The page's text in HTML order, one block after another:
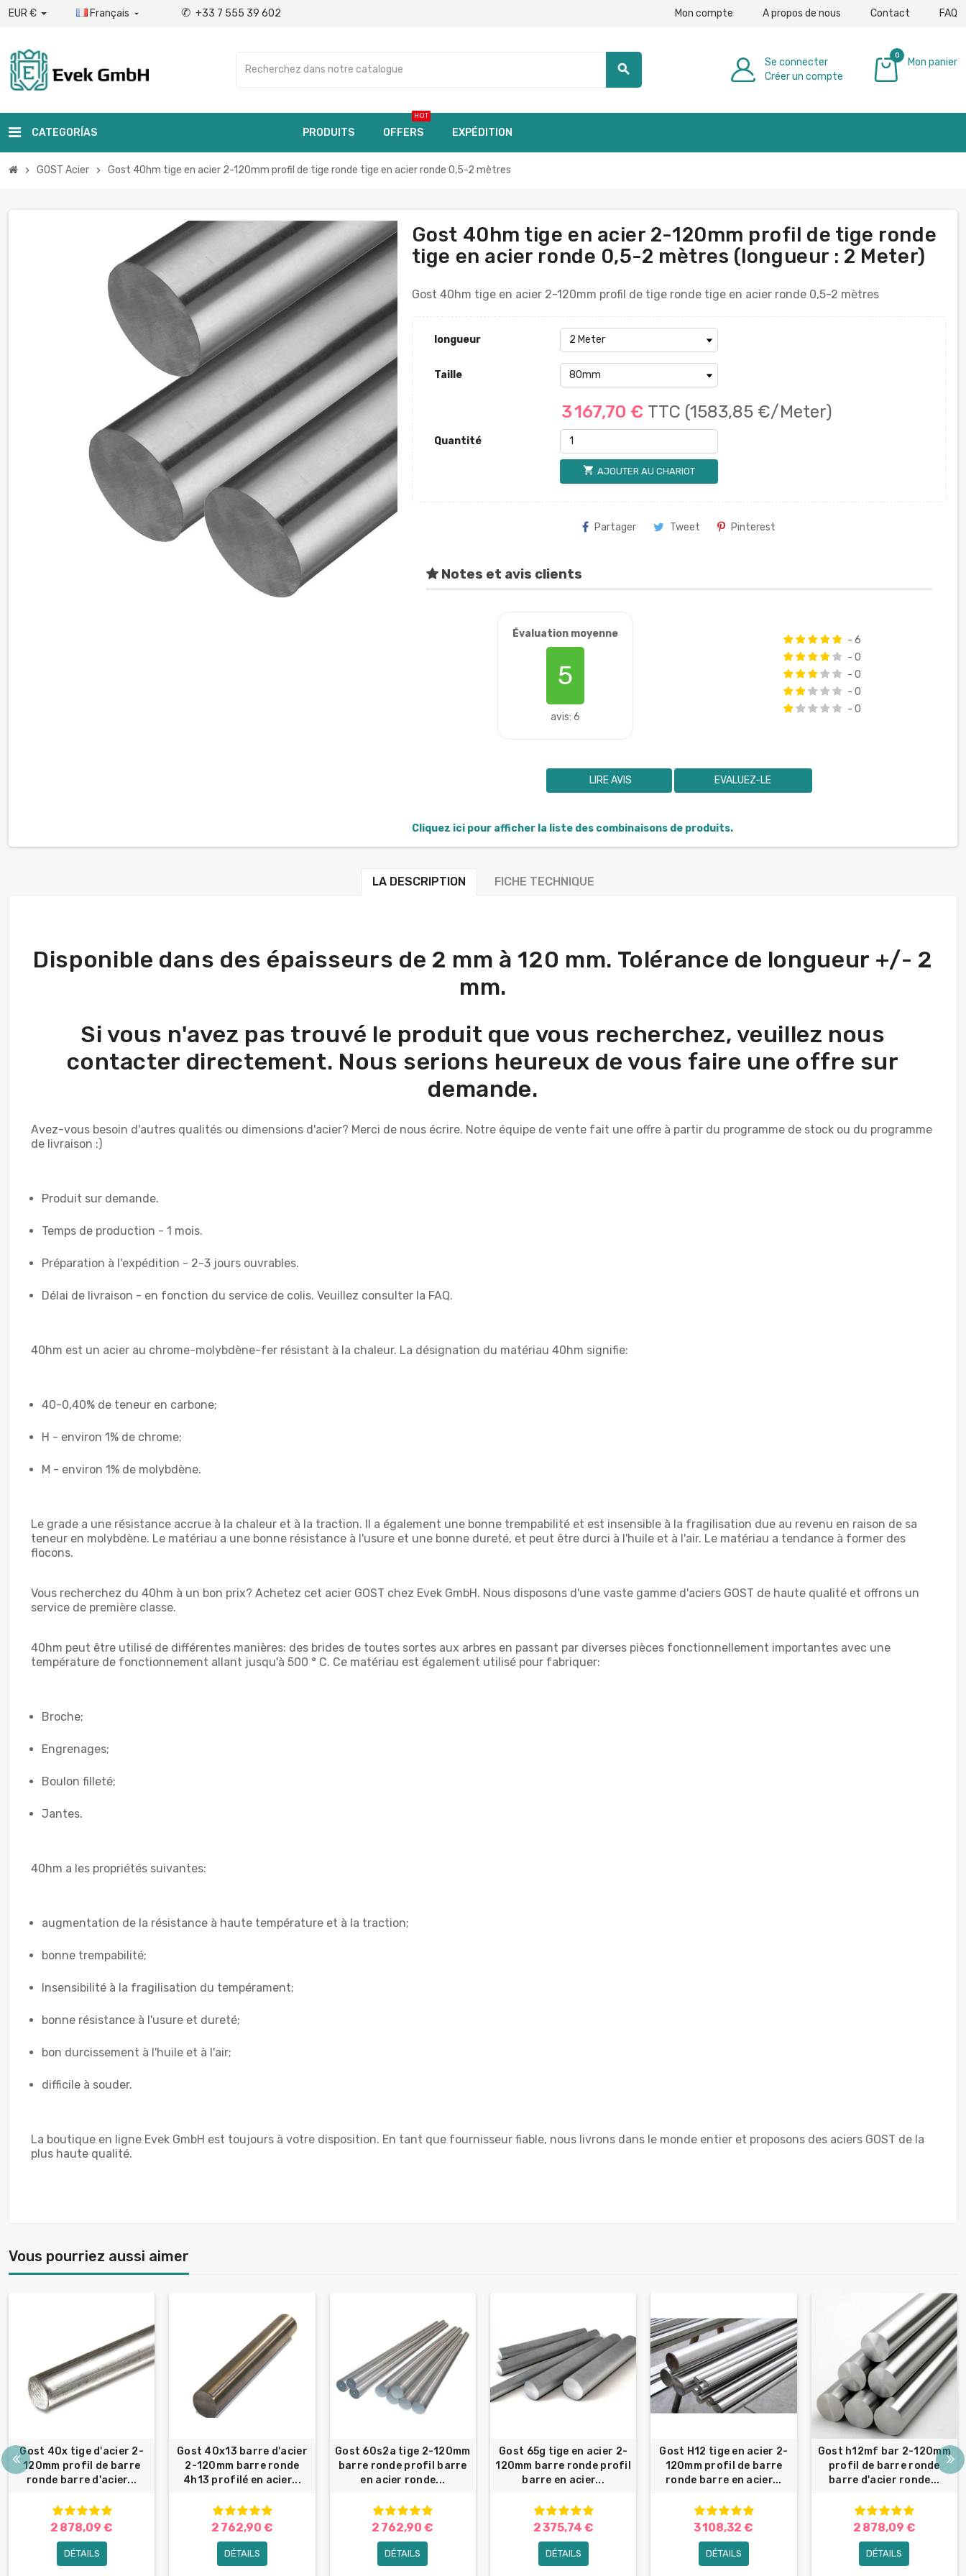
EUR € Français  ✆ +33 7 555 39 602 Mon compte A propos de nous Contact FAQ
search
Se connecter
Créer un compte
0
Mon panier
CATEGORÍAS PRODUITS OFFERS
HOT
EXPÉDITION
chevron_right GOST Acier chevron_right Gost 40hm tige en acier 2-120mm profil de tige ronde tige en acier ronde 0,5-2 mètres
Gost 40hm tige en acier 2-120mm profil de tige ronde
tige en acier ronde 0,5-2 mètres (longueur : 2 Meter)
Gost 40hm tige en acier 2-120mm profil de tige ronde tige en acier ronde 0,5-2 mètres
longueur
Taille
3 167,70 € TTC (1583,85 €/Meter)
Quantité
shopping_cart AJOUTER AU CHARIOT
Partager Tweet Pinterest
Notes et avis clients
Évaluation moyenne
5
avis: 6
- 6
- 0
- 0
- 0
- 0
LIRE AVIS EVALUEZ-LE
Cliquez ici pour afficher la liste des combinaisons de produits.
LA DESCRIPTION FICHE TECHNIQUE
Disponible dans des épaisseurs de 2 mm à 120 mm. Tolérance de longueur +/- 2
mm.
Si vous n'avez pas trouvé le produit que vous recherchez, veuillez nous
contacter directement. Nous serions heureux de vous faire une offre sur
demande.
Avez-vous besoin d'autres qualités ou dimensions d'acier? Merci de nous écrire. Notre équipe de vente fait une offre à partir du programme de stock ou du programme
de livraison :)
Produit sur demande.
Temps de production - 1 mois.
Préparation à l'expédition - 2-3 jours ouvrables.
Délai de livraison - en fonction du service de colis. Veuillez consulter la FAQ.
40hm est un acier au chrome-molybdène-fer résistant à la chaleur. La désignation du matériau 40hm signifie:
40-0,40% de teneur en carbone;
H - environ 1% de chrome;
M - environ 1% de molybdène.
Le grade a une résistance accrue à la chaleur et à la traction. Il a également une bonne trempabilité et est insensible à la fragilisation due au revenu en raison de sa
teneur en molybdène. Le matériau a une bonne résistance à l'usure et une bonne dureté, et peut être durci à l'huile et à l'air. Le matériau a tendance à former des
flocons.
Vous recherchez du 40hm à un bon prix? Achetez cet acier GOST chez Evek GmbH. Nous disposons d'une vaste gamme d'aciers GOST de haute qualité et offrons un
service de première classe.
40hm peut être utilisé de différentes manières: des brides de toutes sortes aux arbres en passant par diverses pièces fonctionnellement importantes avec une
température de fonctionnement allant jusqu'à 500 ° C. Ce matériau est également utilisé pour fabriquer:
Broche;
Engrenages;
Boulon filleté;
Jantes.
40hm a les propriétés suivantes:
augmentation de la résistance à haute température et à la traction;
bonne trempabilité;
Insensibilité à la fragilisation du tempérament;
bonne résistance à l'usure et dureté;
bon durcissement à l'huile et à l'air;
difficile à souder.
La boutique en ligne Evek GmbH est toujours à votre disposition. En tant que fournisseur fiable, nous livrons dans le monde entier et proposons des aciers GOST de la
plus haute qualité.
Vous pourriez aussi aimer
Gost 40x tige d'acier 2-
120mm profil de barre
ronde barre d'acier...
2 878,09 €
DÉTAILS
Gost 40x13 barre d'acier
2-120mm barre ronde
4h13 profilé en acier...
2 762,90 €
DÉTAILS
Gost 60s2a tige 2-120mm
barre ronde profil barre
en acier ronde...
2 762,90 €
DÉTAILS
Gost 65g tige en acier 2-
120mm barre ronde profil
barre en acier...
2 375,74 €
DÉTAILS
Gost H12 tige en acier 2-
120mm profil de barre
ronde barre en acier...
3 108,32 €
DÉTAILS
Gost h12mf bar 2-120mm
profil de barre ronde
barre d'acier ronde...
2 878,09 €
DÉTAILS